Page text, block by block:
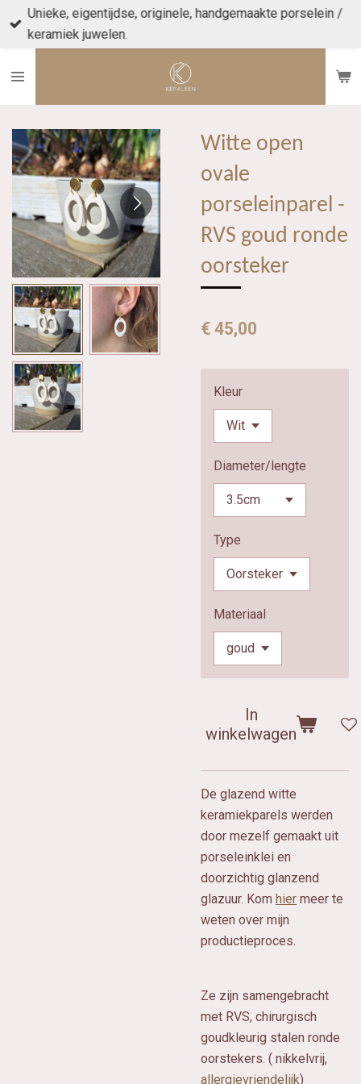
Ga
direct
de
Unieke, eigentijdse, originele, handgemaakte porselein /
keramiek juwelen.
Witte open
ovale
porseleinparel -
RVS goud ronde
oorsteker
€ 45,00
Kleur
Diameter/lengte
Type
Materiaal
In
winkelwagen
De glazend witte
keramiekparels werden
door mezelf gemaakt uit
porseleinklei en
doorzichtig glanzend
glazuur. Kom hier meer te
weten over mijn
productieproces.
Ze zijn samengebracht
met RVS, chirurgisch
goudkleurig stalen ronde
oorstekers. ( nikkelvrij,
allergievriendelijk)